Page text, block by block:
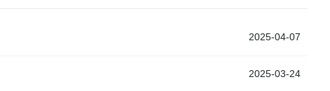
2025-04-07
2025-03-24